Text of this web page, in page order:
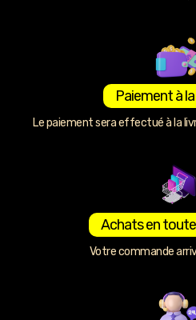
Paiement à
Le paiement sera effectué à la
Achats en
Votre commande